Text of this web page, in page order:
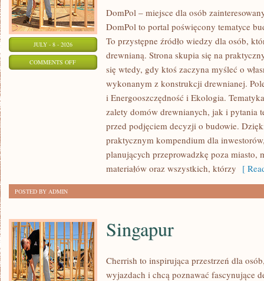
JULY - 8 - 2026
COMMENTS OFFON
DomPol – miejsce dla osób
DomPol to portal poświęcony tematyce
To przystępne źródło wiedzy dla osób,
drewnianą. Strona skupia się na
się wtedy, gdy ktoś zaczyna myśleć o
wykonanym z konstrukcji drewnianej.
i Energooszczędność i Ekologia.
zalety domów drewnianych, jak i pytania
przed podjęciem decyzji o budowie.
praktycznym kompendium dla
planujących przeprowadzkę poza miasto,
materiałów oraz wszystkich, którzy [
POSTED BY ADMIN
Singapur
Cherrish to inspirująca przestrzeń dla
wyjazdach i chcą poznawać fascynujące